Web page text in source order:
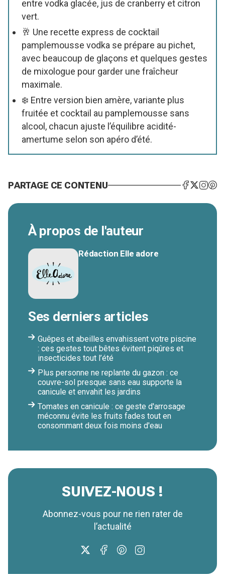
entre vodka glacée, jus de cranberry et citron
vert.
🥂 Une recette express de cocktail
pamplemousse vodka se prépare au pichet,
avec beaucoup de glaçons et quelques gestes
de mixologue pour garder une fraîcheur
maximale.
❄️ Entre version bien amère, variante plus
fruitée et cocktail au pamplemousse sans
alcool, chacun ajuste l’équilibre acidité-
amertume selon son apéro d’été.
PARTAGE CE CONTENU
À propos de l'auteur
Rédaction Elle adore
Ses derniers articles
Guêpes et abeilles envahissent votre piscine
: ces gestes tout bêtes évitent piqûres et
insecticides tout l’été
Plus personne ne replante du gazon : ce
couvre-sol presque sans eau supporte la
canicule et envahit les jardins
Tomates en canicule : ce geste d'arrosage
méconnu évite les fruits fades tout en
consommant deux fois moins d'eau
SUIVEZ-NOUS !
Abonnez-vous pour ne rien rater de
l’actualité